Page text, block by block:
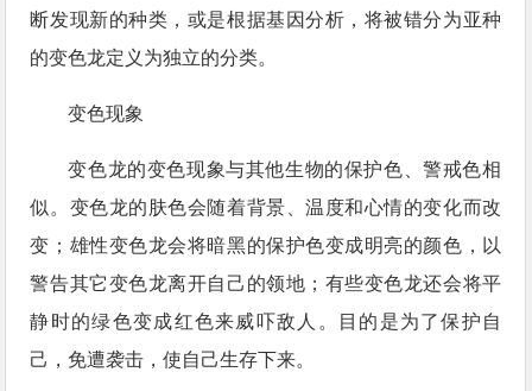
断发现新的种类，或是根据基因分析，将被错分为亚种
的变色龙定义为独立的分类。
变色现象
变色龙的变色现象与其他生物的保护色、警戒色相
似。变色龙的肤色会随着背景、温度和心情的变化而改
变；雄性变色龙会将暗黑的保护色变成明亮的颜色，以
警告其它变色龙离开自己的领地；有些变色龙还会将平
静时的绿色变成红色来威吓敌人。目的是为了保护自
己，免遭袭击，使自己生存下来。